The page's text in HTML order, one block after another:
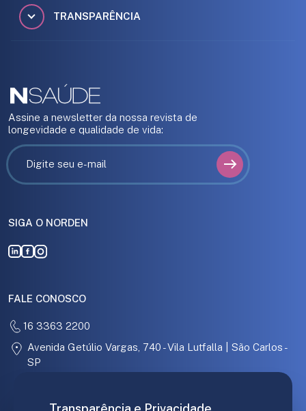
TRANSPARÊNCIA
Assine a newsletter da nossa revista de
longevidade e qualidade de vida:
SIGA O NORDEN
FALE CONOSCO
16 3363 2200
Avenida Getúlio Vargas, 740 - Vila Lutfalla | São Carlos -
SP